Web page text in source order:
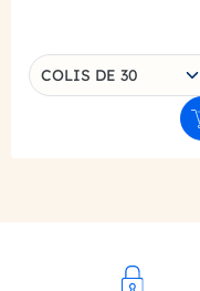
Choisissez une
COLIS DE 30